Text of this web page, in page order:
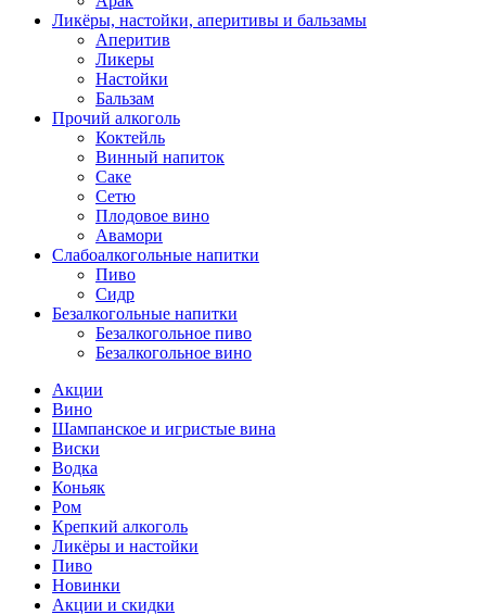
Ликёры, настойки, аперитивы и бальзамы
Аперитив
Ликеры
Настойки
Бальзам
Прочий алкоголь
Коктейль
Винный напиток
Саке
Сетю
Плодовое вино
Авамори
Слабоалкогольные напитки
Пиво
Сидр
Безалкогольные напитки
Безалкогольное пиво
Безалкогольное вино
Акции
Вино
Шампанское и игристые вина
Виски
Водка
Коньяк
Ром
Крепкий алкоголь
Ликёры и настойки
Пиво
Новинки
Акции и скидки